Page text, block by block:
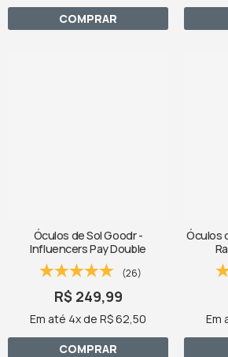
COMPRAR
Óculos de Sol Goodr -
Influencers Pay Double
(26)
R$ 249,99
Em até 4x de R$ 62,50
COMPRAR
Óculos
Em